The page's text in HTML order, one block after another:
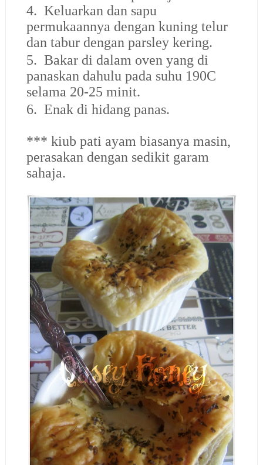
4. Keluarkan dan sapu
permukaannya dengan kuning telur
dan tabur dengan parsley kering.
5. Bakar di dalam oven yang di
panaskan dahulu pada suhu 190C
selama 20-25 minit.
6. Enak di hidang panas.
*** kiub pati ayam biasanya masin,
perasakan dengan sedikit garam
sahaja.